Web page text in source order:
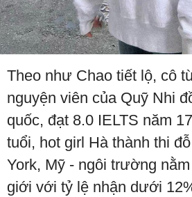
Theo như Chao tiết lộ, cô
nguyện viên của Quỹ Nhi
quốc, đạt 8.0 IELTS năm
tuổi, hot girl Hà thành thi
York, Mỹ - ngôi trường
giới với tỷ lệ nhận dưới